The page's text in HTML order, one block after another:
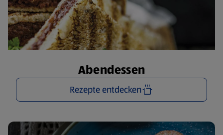
Abendessen
Rezepte entdecken